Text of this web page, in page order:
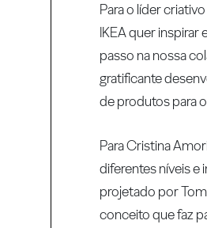
Para o líder
IKEA quer inspirar
passo na nossa
gratificante
de produtos para
Para Cristina
diferentes níveis e
projetado por
conceito que faz